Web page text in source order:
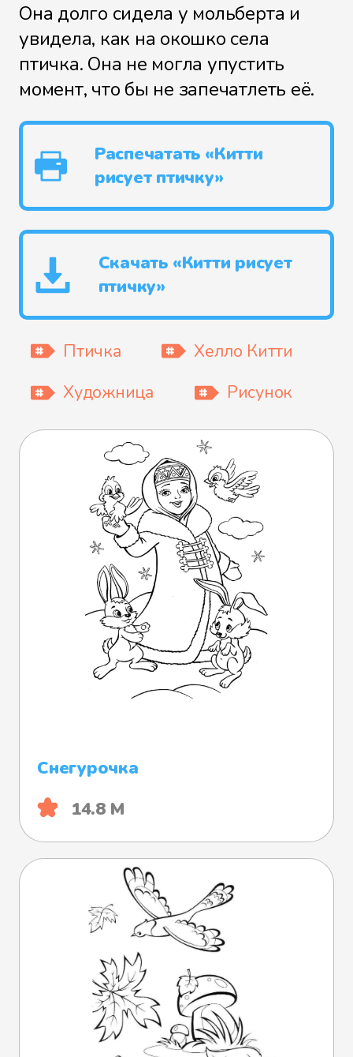
Она долго сидела у мольберта и
увидела, как на окошко села
птичка. Она не могла упустить
момент, что бы не запечатлеть её.
Распечатать «Китти
рисует птичку»
Скачать «Китти рисует
птичку»
Птичка
Хелло Китти
Художница
Рисунок
Снегурочка
14.8 М